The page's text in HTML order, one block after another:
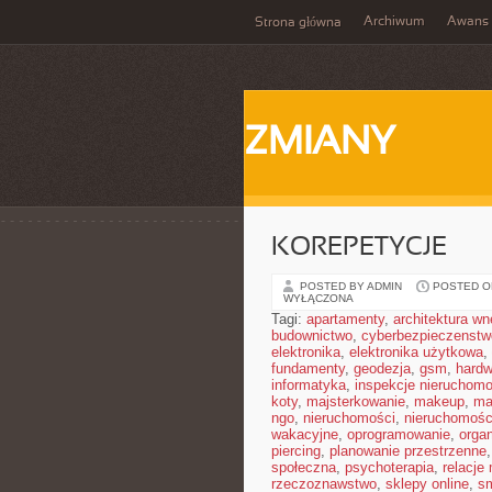
Strona główna Archiwum Awans
ZMIANY
KOREPETYCJE
POSTED BY ADMIN POSTED
WYŁĄCZONA
Tagi: apartamenty, architektura
budownictwo,
elektronika, elektronika użytkowa,
fundamenty, geodezja, gsm,
informatyka, inspekcje
koty, majsterkowanie, makeup,
ngo, nieruchomości,
wakacyjne, oprogramowanie,
piercing, planowanie przestrzenne,
społeczna, psychoterapia, relacje
rzeczoznawstwo, sklepy online,